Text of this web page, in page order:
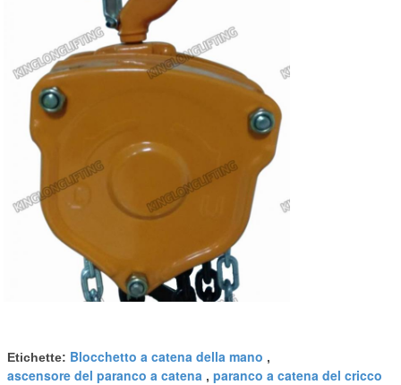
Etichette: Blocchetto a catena della mano ,
ascensore del paranco a catena , paranco a catena del cricco